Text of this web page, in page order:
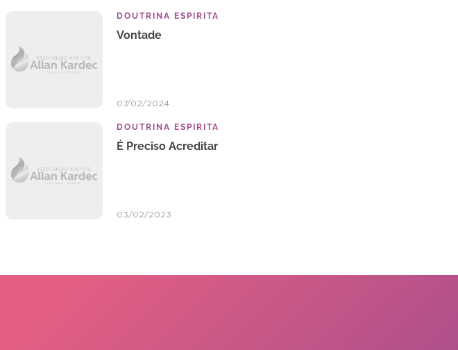
DOUTRINA ESPIRITA
Vontade
07/02/2024
DOUTRINA ESPIRITA
É Preciso Acreditar
03/02/2023